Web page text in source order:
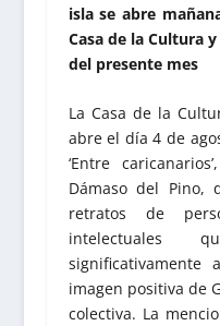
isla se abre
Casa de la Cultura
del presente mes
La Casa de la
abre el día 4 de
‘Entre
Dámaso del
retratos de
intelectuales
imagen positiva de
colectiva. La